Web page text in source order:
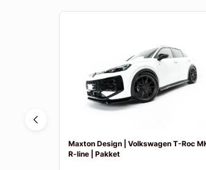
Maxton Design | Volkswagen T-Roc
R-line | Pakket